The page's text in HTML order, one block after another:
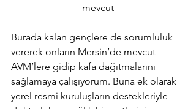
mevcut
Burada kalan gençlere de sorumluluk
vererek onların Mersin’de mevcut
AVM’lere gidip kafa dağıtmalarını
sağlamaya çalışıyorum. Buna ek olarak
yerel resmi kuruluşların destekleriyle